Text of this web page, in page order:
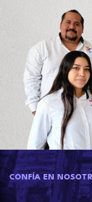
CONFÍA EN